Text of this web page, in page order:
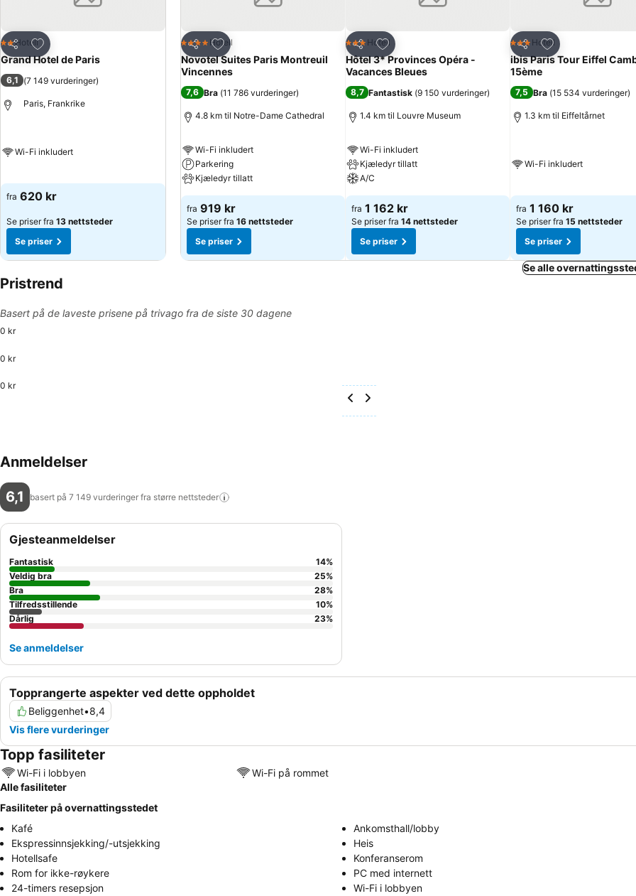
Del
Legg til i favoritter
2 Stjerner
Hotell
Grand Hotel de Paris
6,1 (7 149 vurderinger)
Paris, Frankrike
Wi-Fi inkludert
fra 620 kr
Se priser fra 13 nettsteder
Se priser
Del
Legg til i favoritter
4 StjernerHotell
Novotel Suites Paris Montreuil
Vincennes
7,6 Bra (11 786 vurderinger)
4.8 km til Notre-Dame Cathedral
Wi-Fi inkludert
Parkering
Kjæledyr tillatt
fra 919 kr
Se priser fra 16 nettsteder
Se priser
Del
Legg til i favoritter
3 Stjerner
Hotell
Hôtel 3* Provinces Opéra -
Vacances Bleues
8,7 Fantastisk (9 150 vurderinger)
1.4 km til Louvre Museum
Wi-Fi inkludert
Kjæledyr tillatt
A/C
fra 1 162 kr
Se priser fra 14 nettsteder
Se priser
Del
Legg til i favoritter
3 Stjerner
Hotell
ibis Paris Tour Eiffel
15ème
7,5 Bra (15 534 vurderinger)
1.3 km til Eiffeltårnet
Wi-Fi inkludert
fra 1 160 kr
Se priser fra 15 nettsteder
Se priser
Se alle
Pristrend
Basert på de laveste prisene på trivago fra de siste 30 dagene
0 kr
0 kr
0 kr
Anmeldelser
6,1 basert på 7 149 vurderinger fra større nettsteder
Topprangerte aspekter ved dette oppholdet
Beliggenhet•8,4
Vis flere vurderinger
Gjesteanmeldelser
Fantastisk 14%
Veldig bra
25%
Bra
28%
Tilfredsstillende
10%
Dårlig
23%
Se anmeldelser
Topp fasiliteter
Wi-Fi i lobbyen
Wi-Fi på rommet
Alle fasiliteter
Fasiliteter på overnattingsstedet
Kafé
Ankomsthall/lobby
Ekspressinnsjekking/-utsjekking
Heis
Hotellsafe
Konferanserom
Rom for ikke-røykere
PC med internett
24-timers resepsjon
Wi-Fi i lobbyen